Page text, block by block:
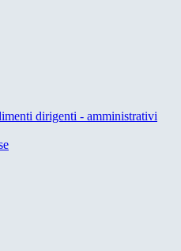
dirigenti - amministrativi